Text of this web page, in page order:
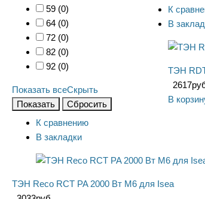
59 (0)
64 (0)
72 (0)
82 (0)
92 (0)
Показать всеСкрыть
Показать
Сбросить
К
В
ТЭН
2617
В
К сравнению
В закладки
ТЭН Reco RCT PA 2000 Вт M6 для Isea